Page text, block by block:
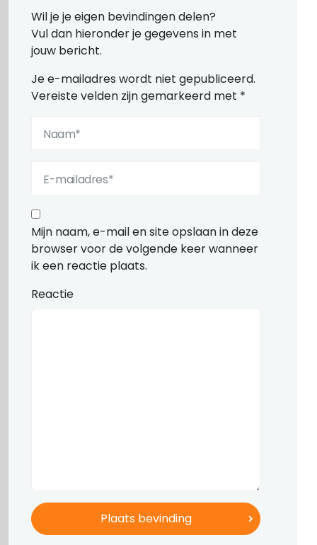
Wil je je eigen bevindingen delen?
Vul dan hieronder je gegevens in met
jouw bericht.
Je e-mailadres wordt niet gepubliceerd.
Vereiste velden zijn gemarkeerd met *
Mijn naam, e-mail en site opslaan in deze
browser voor de volgende keer wanneer
ik een reactie plaats.
Reactie